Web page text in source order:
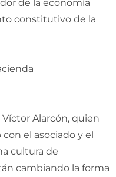
de la economía
constitutivo de la
Víctor Alarcón, quien
el asociado y el
cultura de
cambiando la forma